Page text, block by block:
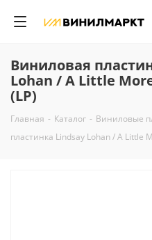
Виниловая
Lohan / A Little
(LP)
Главная - Каталог - Виниловые
пластинка Lindsay Lohan / A Little